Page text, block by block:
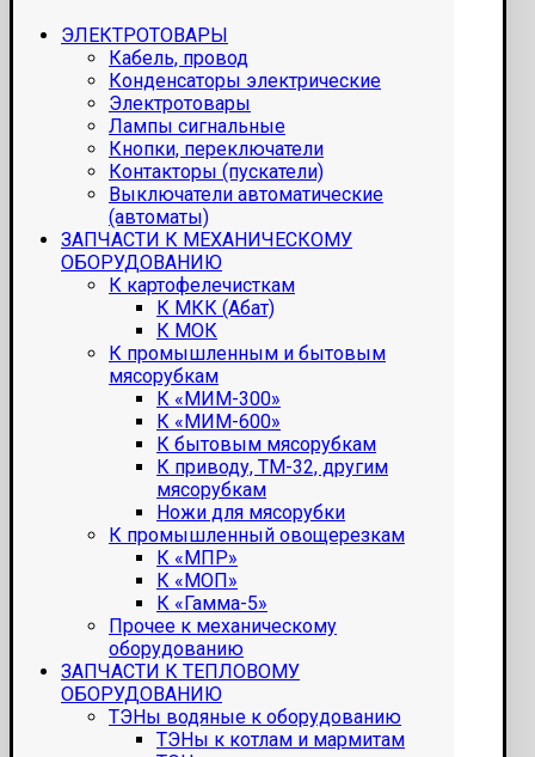
ЭЛЕКТРОТОВАРЫ
Кабель, провод
Конденсаторы электрические
Электротовары
Лампы сигнальные
Кнопки, переключатели
Контакторы (пускатели)
Выключатели автоматические
(автоматы)
ЗАПЧАСТИ К МЕХАНИЧЕСКОМУ
ОБОРУДОВАНИЮ
К картофелечисткам
К МКК (Абат)
К МОК
К промышленным и бытовым
мясорубкам
К «МИМ-300»
К «МИМ-600»
К бытовым мясорубкам
К приводу, ТМ-32, другим
мясорубкам
Ножи для мясорубки
К промышленный овощерезкам
К «МПР»
К «МОП»
К «Гамма-5»
Прочее к механическому
оборудованию
ЗАПЧАСТИ К ТЕПЛОВОМУ
ОБОРУДОВАНИЮ
ТЭНы водяные к оборудованию
ТЭНы к котлам и мармитам